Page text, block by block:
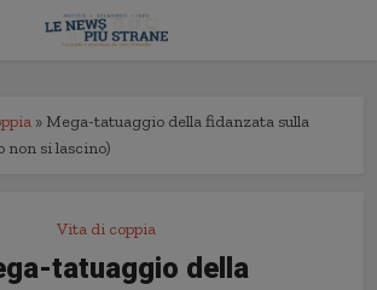
» Mega-tatuaggio della fidanzata sulla
non si lascino)
Vita di coppia
tatuaggio della